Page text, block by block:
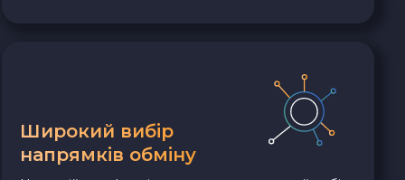
Широкий вибір
напрямків обміну